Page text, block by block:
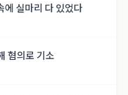
실마리 다 있었다
혐의로 기소